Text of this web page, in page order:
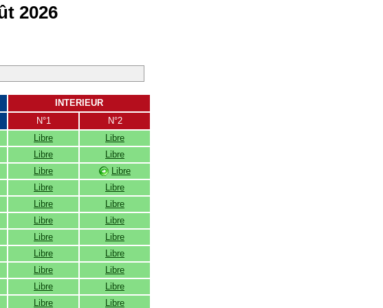
2026
INTERIEUR
N°1
N°2
Libre
Libre
Libre
Libre
Libre
Libre
Libre
Libre
Libre
Libre
Libre
Libre
Libre
Libre
Libre
Libre
Libre
Libre
Libre
Libre
Libre
Libre